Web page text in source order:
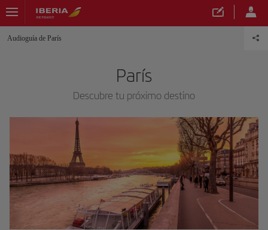
Audioguía de París
París
Descubre tu próximo destino